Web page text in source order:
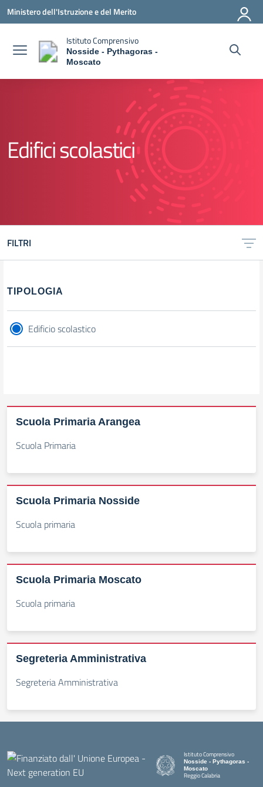
Vai ai contenuti
Vai al menu di navigazione
Vai al footer
Ministero dell'Istruzione e del Merito
Istituto Comprensivo
Nosside - Pythagoras -
Moscato
Edifici scolastici
FILTRI
Filtri
TIPOLOGIA
Edificio scolastico
Scuola Primaria Arangea
Scuola Primaria
Scuola Primaria Nosside
Scuola primaria
Scuola Primaria Moscato
Scuola primaria
Segreteria Amministrativa
Segreteria Amministrativa
Istituto Comprensivo
Nosside - Pythagoras -
Moscato
Reggio Calabria
— Visita la pagina iniziale della